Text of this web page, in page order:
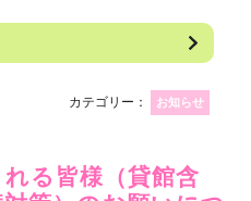
カテゴリー： お知らせ
る皆様（貸館含